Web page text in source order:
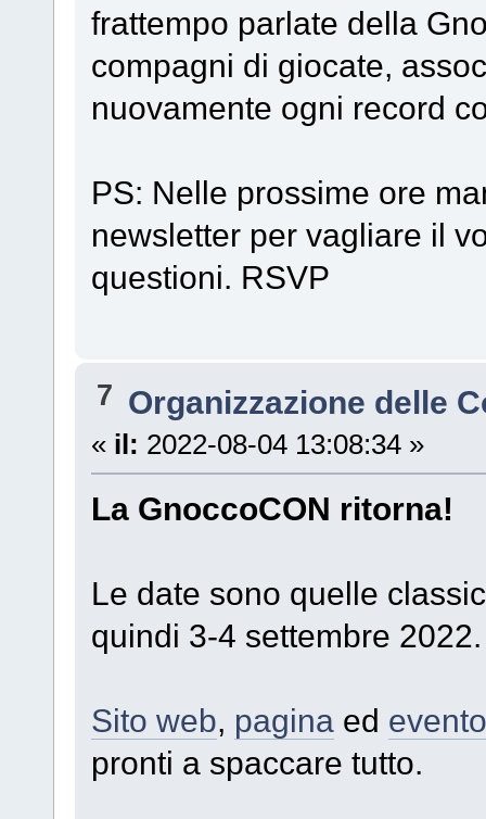
frattempo parlate della
compagni di giocate,
nuovamente ogni record
PS: Nelle prossime ore
newsletter per vagliare il
questioni. RSVP
7 Organizzazione delle
« il: 2022-08-04 13:08:34 »
La GnoccoCON ritorna!
Le date sono quelle
quindi 3-4 settembre 2022.
Sito web, paginaed
pronti a spaccare tutto.